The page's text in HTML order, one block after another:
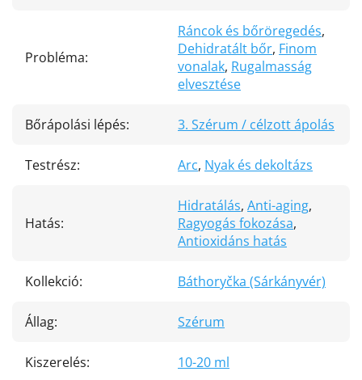
Probléma:
Ráncok és bőröregedés,
Dehidratált bőr, Finom
vonalak, Rugalmasság
elvesztése
Bőrápolási lépés: 3. Szérum / célzott ápolás
Testrész: Arc, Nyak és dekoltázs
Hatás:
Hidratálás, Anti-aging,
Ragyogás fokozása,
Antioxidáns hatás
Kollekció: Báthoryčka (Sárkányvér)
Állag: Szérum
Kiszerelés: 10-20 ml